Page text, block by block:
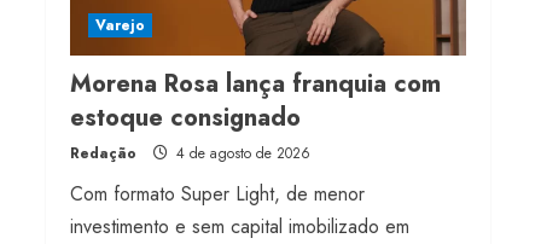
4 de agosto de 2026
Varejo
Morena Rosa lança franquia com
estoque consignado
Redação 4 de agosto de 2026
Com formato Super Light, de menor
investimento e sem capital imobilizado em